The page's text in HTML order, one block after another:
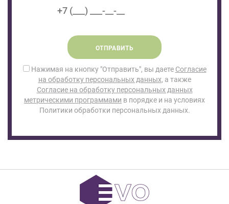
ОТПРАВИТЬ
Нажимая на кнопку "Отправить", вы даете Согласие
на обработку персональных данных, а также
Согласие на обработку персональных данных
метрическими программами в порядке и на условиях
Политики обработки персональных данных.